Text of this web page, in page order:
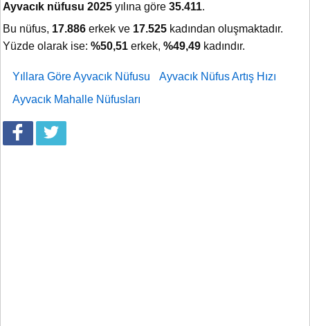
Ayvacık nüfusu 2025 yılına göre 35.411.
Bu nüfus, 17.886 erkek ve 17.525 kadından oluşmaktadır.
Yüzde olarak ise: %50,51 erkek, %49,49 kadındır.
Yıllara Göre Ayvacık Nüfusu
Ayvacık Nüfus Artış Hızı
Ayvacık Mahalle Nüfusları